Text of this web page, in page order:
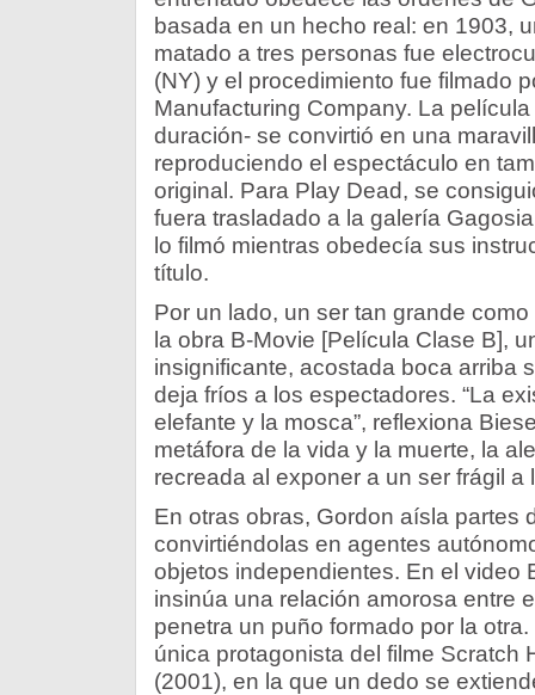
basada en un hecho real: en 1903,
matado a tres personas fue
(NY) y el procedimiento fue filmado
Manufacturing Company. La
duración- se convirtió en una
reproduciendo el espectáculo en
original. Para Play Dead, se
fuera trasladado a la galería
lo filmó mientras obedecía sus
título.
Por un lado, un ser tan grande
la obra B-Movie [Película Clase B],
insignificante, acostada boca arriba
deja fríos a los espectadores. “La
elefante y la mosca”, reflexiona
metáfora de la vida y la muerte, la
recreada al exponer a un ser frágil a
En otras obras, Gordon aísla partes
convirtiéndolas en agentes
objetos independientes. En el video
insinúa una relación amorosa entre
penetra un puño formado por la
única protagonista del filme Scratch
(2001), en la que un dedo se